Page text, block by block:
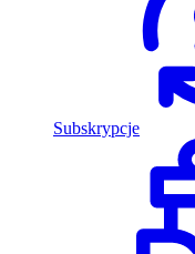
Subskrypcje